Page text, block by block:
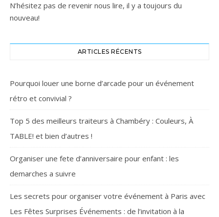
N’hésitez pas de revenir nous lire, il y a toujours du
nouveau!
ARTICLES RÉCENTS
Pourquoi louer une borne d’arcade pour un événement
rétro et convivial ?
Top 5 des meilleurs traiteurs à Chambéry : Couleurs, À
TABLE! et bien d’autres !
Organiser une fete d’anniversaire pour enfant : les
demarches a suivre
Les secrets pour organiser votre événement à Paris avec
Les Fêtes Surprises Événements : de l’invitation à la